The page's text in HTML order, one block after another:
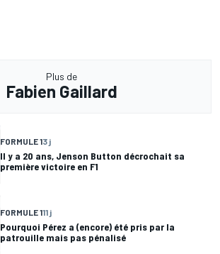
Plus de
Fabien Gaillard
FORMULE 13 j
Il y a 20 ans, Jenson Button décrochait sa
première victoire en F1
FORMULE 111 j
Pourquoi Pérez a (encore) été pris par la
patrouille mais pas pénalisé